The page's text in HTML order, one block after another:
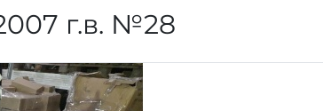
г.в. №28